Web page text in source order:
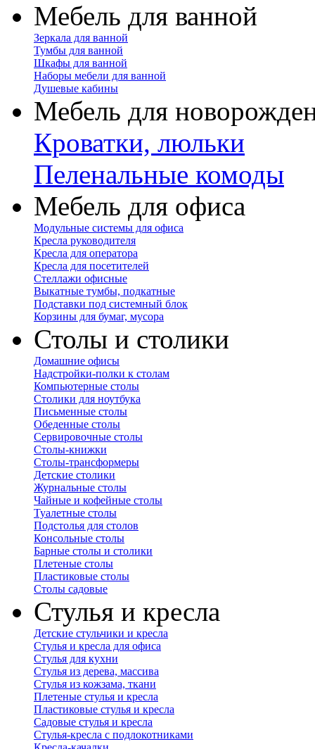
Мебель для ванной
Зеркала для ванной
Тумбы для ванной
Шкафы для ванной
Наборы мебели для ванной
Душевые кабины
Мебель для
Кроватки, люльки
Пеленальные комоды
Мебель для офиса
Модульные системы для офиса
Кресла руководителя
Кресла для оператора
Кресла для посетителей
Стеллажи офисные
Выкатные тумбы, подкатные
Подставки под системный блок
Корзины для бумаг, мусора
Столы и столики
Домашние офисы
Надстройки-полки к столам
Компьютерные столы
Столики для ноутбука
Письменные столы
Обеденные столы
Сервировочные столы
Столы-книжки
Столы-трансформеры
Детские столики
Журнальные столы
Чайные и кофейные столы
Туалетные столы
Подстолья для столов
Консольные столы
Барные столы и столики
Плетеные столы
Пластиковые столы
Столы садовые
Стулья и кресла
Детские стульчики и кресла
Стулья и кресла для офиса
Стулья для кухни
Стулья из дерева, массива
Стулья из кожзама, ткани
Плетеные стулья и кресла
Пластиковые стулья и кресла
Садовые стулья и кресла
Стулья-кресла с подлокотниками